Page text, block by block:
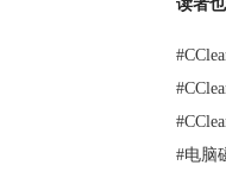
读者
#
#
#
#电脑